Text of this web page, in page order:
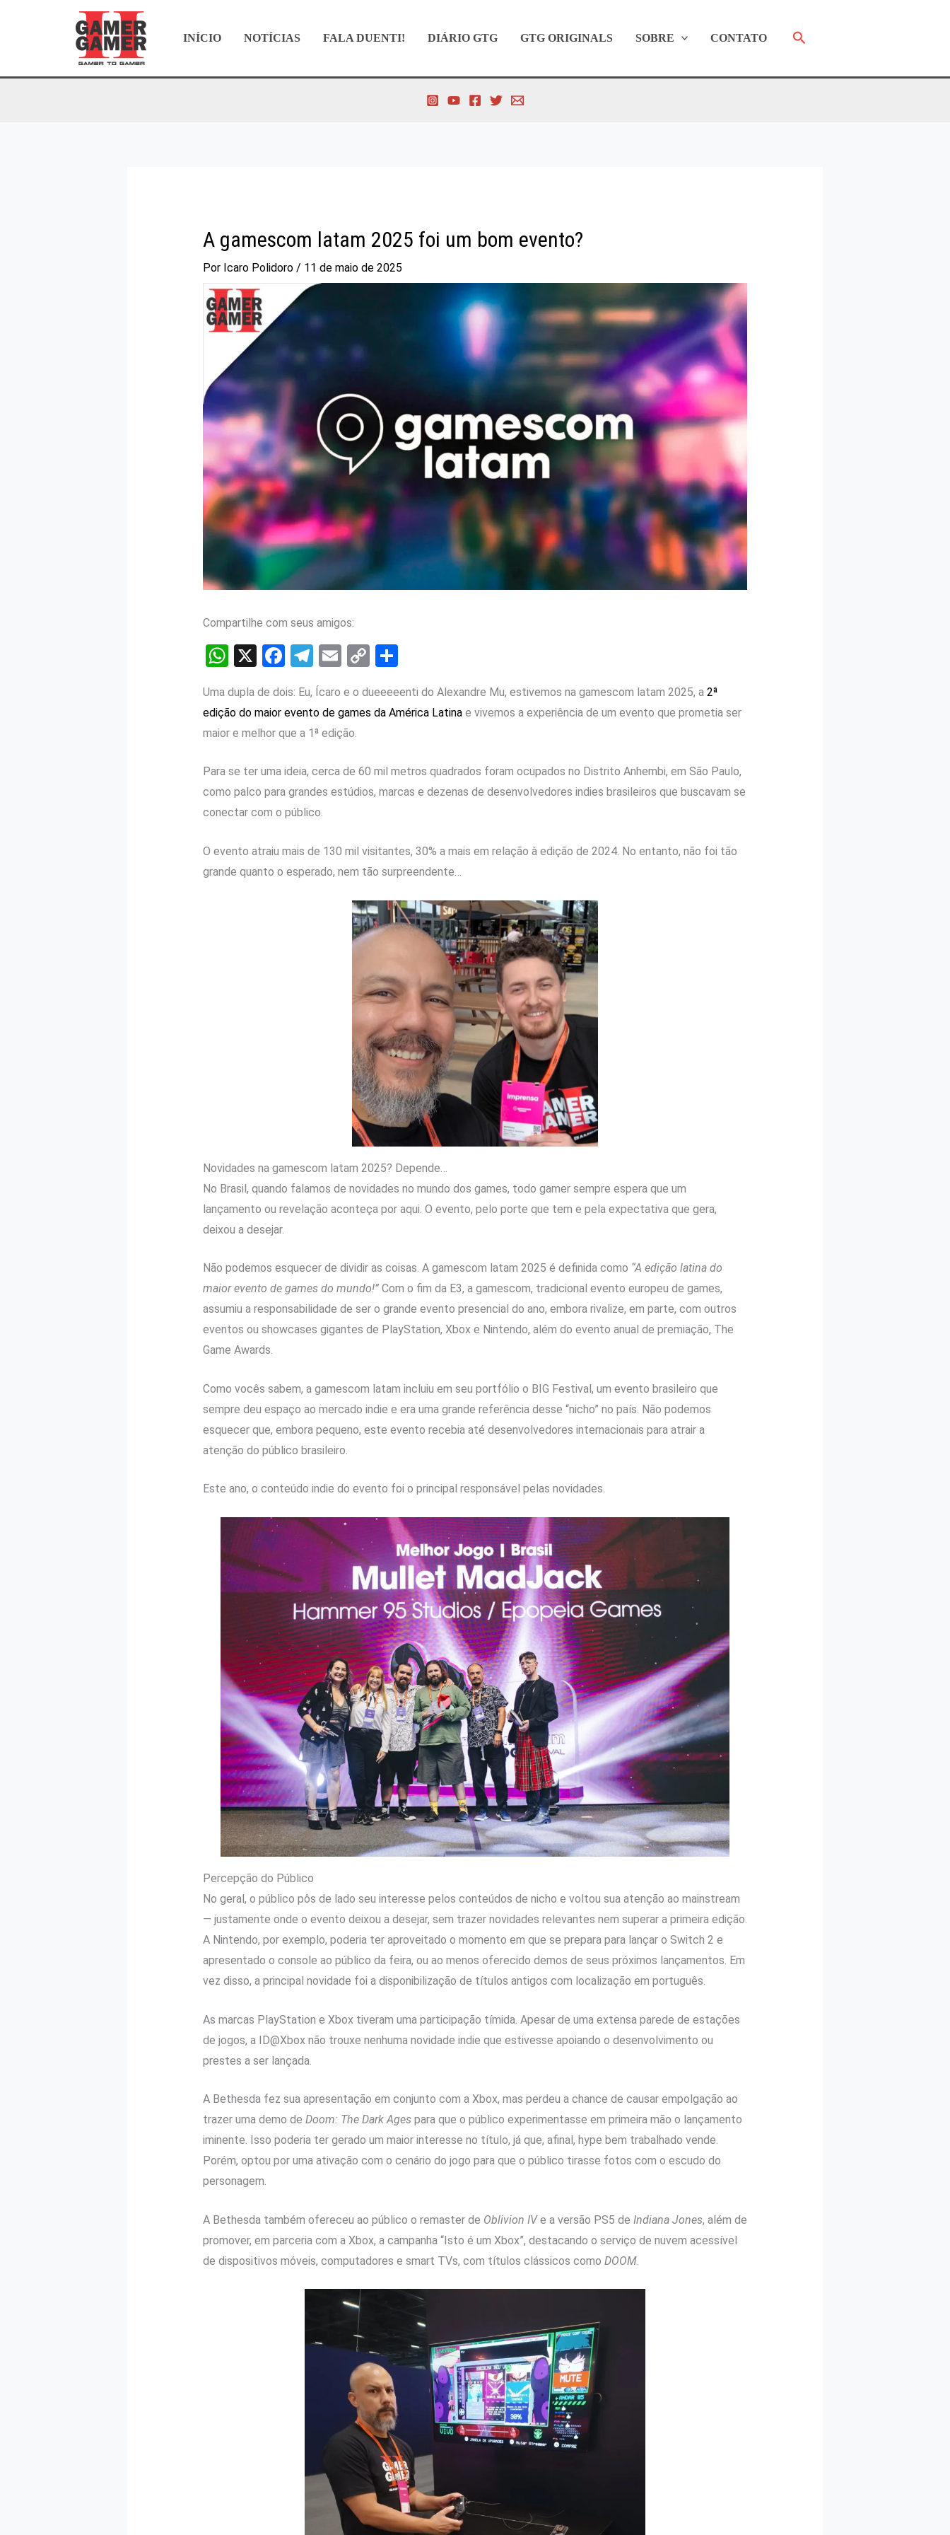
INÍCIO NOTÍCIAS FALA DUENTI! DIÁRIO GTG GTG ORIGINALS SOBRE CONTATO Pesquisar
A gamescom latam 2025 foi um bom evento?
Por Icaro Polidoro / 11 de maio de 2025
Compartilhe com seus amigos:
W
at
s
A
p
p
X F
ce
b
o
o
k
T
el
e
gr
a
m
E
ail
C
py
Li
k
S
ar
e
Uma dupla de dois: Eu, Ícaro e o dueeeeenti do Alexandre Mu, estivemos na gamescom latam 2025, a 2ª
edição do maior evento de games da América Latinae vivemos a experiência de um evento que prometia ser
maior e melhor que a 1ª edição.
Para se ter uma ideia, cerca de 60 mil metros quadrados foram ocupados no Distrito Anhembi, em São Paulo,
como palco para grandes estúdios, marcas e dezenas de desenvolvedores indies brasileiros que buscavam se
conectar com o público.
O evento atraiu mais de 130 mil visitantes, 30% a mais em relação à edição de 2024. No entanto, não foi tão
grande quanto o esperado, nem tão surpreendente…
Novidades na gamescom latam 2025? Depende…
No Brasil, quando falamos de novidades no mundo dos games, todo gamer sempre espera que um
lançamento ou revelação aconteça por aqui. O evento, pelo porte que tem e pela expectativa que gera,
deixou a desejar.
Não podemos esquecer de dividir as coisas. A gamescom latam 2025 é definida como “A edição latina do
maior evento de games do mundo!”Com o fim da E3, a gamescom, tradicional evento europeu de games,
assumiu a responsabilidade de ser o grande evento presencial do ano, embora rivalize, em parte, com outros
eventos ou showcases gigantes de PlayStation, Xbox e Nintendo, além do evento anual de premiação, The
Game Awards.
Como vocês sabem, a gamescom latam incluiu em seu portfólio o BIG Festival, um evento brasileiro que
sempre deu espaço ao mercado indie e era uma grande referência desse “nicho” no país. Não podemos
esquecer que, embora pequeno, este evento recebia até desenvolvedores internacionais para atrair a
atenção do público brasileiro.
Este ano, o conteúdo indie do evento foi o principal responsável pelas novidades.
Percepção do Público
No geral, o público pôs de lado seu interesse pelos conteúdos de nicho e voltou sua atenção ao mainstream
— justamente onde o evento deixou a desejar, sem trazer novidades relevantes nem superar a primeira edição.
A Nintendo, por exemplo, poderia ter aproveitado o momento em que se prepara para lançar o Switch 2 e
apresentado o console ao público da feira, ou ao menos oferecido demos de seus próximos lançamentos. Em
vez disso, a principal novidade foi a disponibilização de títulos antigos com localização em português.
As marcas PlayStation e Xbox tiveram uma participação tímida. Apesar de uma extensa parede de estações
de jogos, a ID@Xbox não trouxe nenhuma novidade indie que estivesse apoiando o desenvolvimento ou
prestes a ser lançada.
A Bethesda fez sua apresentação em conjunto com a Xbox, mas perdeu a chance de causar empolgação ao
trazer uma demo de Doom: The Dark Agespara que o público experimentasse em primeira mão o lançamento
iminente. Isso poderia ter gerado um maior interesse no título, já que, afinal, hype bem trabalhado vende.
Porém, optou por uma ativação com o cenário do jogo para que o público tirasse fotos com o escudo do
personagem.
A Bethesda também ofereceu ao público o remaster de Oblivion IVe a versão PS5 de Indiana Jones, além de
promover, em parceria com a Xbox, a campanha “Isto é um Xbox”, destacando o serviço de nuvem acessível
de dispositivos móveis, computadores e smart TVs, com títulos clássicos como DOOM.